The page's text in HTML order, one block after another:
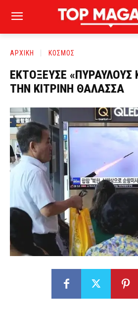
ΑΡΧΙΚΗ ΚΟΣΜΟΣ
ΕΚΤΟΞΕΥΣΕ «ΠΥΡΑΥΛΟΥΣ
ΤΗΝ ΚΙΤΡΙΝΗ ΘΑΛΑΣΣΑ